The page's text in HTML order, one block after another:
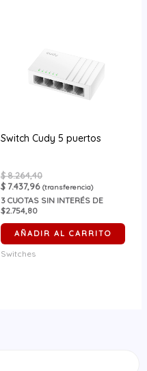
Switch Cudy 5 puertos
$8.264,40
$ 7.437,96 (transferencia)
3 CUOTAS SIN INTERÉS DE
$2.754,80
AÑADIR AL CARRITO
Switches